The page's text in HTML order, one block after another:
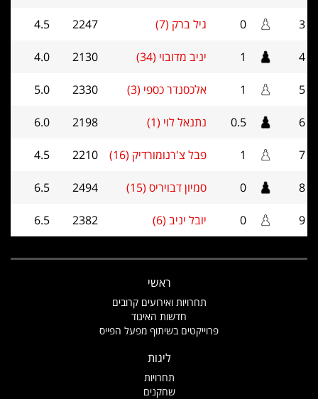
3
0 גיל ברק (7) 2247
4.5
4
1 יניב מדובוי (34) 2130
4.0
5
1 אלכסנדר כספי (3) 2330
5.0
6
0.5 נתנאל לוי (1) 2198
6.0
7
1 פבל צ'רנומורדיק (16) 2210
4.5
8
0 סמיון דבויריס (15) 2494
6.5
9
0 יובל יניב (6) 2382
6.5
ראשי
תחרויות ואירועים קרובים
חדשות האיגוד
פרוייקטים בשיתוף מפעל הפייס
ליגות
תחרויות
שחקנים